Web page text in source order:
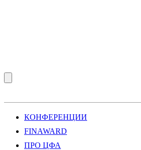
КОНФЕРЕНЦИИ
FINAWARD
ПРО ЦФА